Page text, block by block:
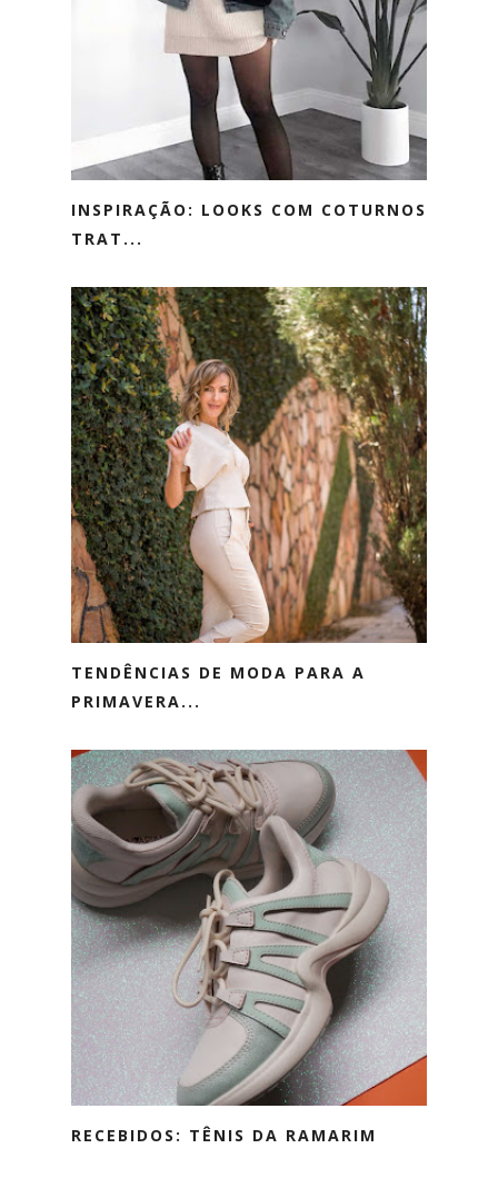
INSPIRAÇÃO: LOOKS COM COTURNOS
TRAT...
TENDÊNCIAS DE MODA PARA A
PRIMAVERA...
RECEBIDOS: TÊNIS DA RAMARIM